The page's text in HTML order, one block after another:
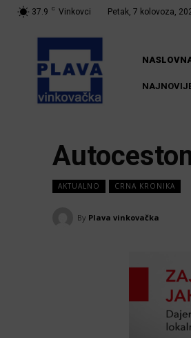
37.9 C Vinkovci Petak, 7 kolovoza,
AKTUALNO CRNA KRONIKA
By Plava vinkovačka